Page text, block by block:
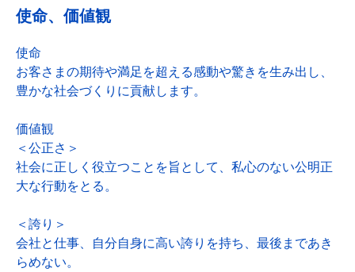
使命、価値観
使命
お客さまの期待や満足を超える感動や驚きを生み出し、
豊かな社会づくりに貢献します。
価値観
＜公正さ＞
社会に正しく役立つことを旨として、私心のない公明正
大な行動をとる。
＜誇り＞
会社と仕事、自分自身に高い誇りを持ち、最後まであき
らめない。